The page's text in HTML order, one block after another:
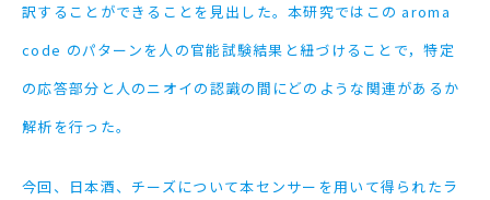
訳することができることを見出した。本研究ではこの aroma
code のパターンを人の官能試験結果と紐づけることで，特定
の応答部分と人のニオイの認識の間にどのような関連があるか
解析を行った。
今回、日本酒、チーズについて本センサーを用いて得られたラ